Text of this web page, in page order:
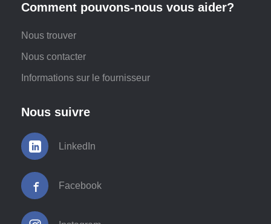
Comment pouvons-nous vous aider?
Nous trouver
Nous contacter
Informations sur le fournisseur
Nous suivre
LinkedIn
Facebook